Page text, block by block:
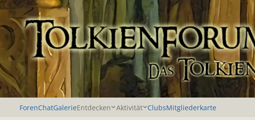
Zu Inhalt springen
ForenChatGalerieEntdecken Aktivität ClubsMitgliederkarte